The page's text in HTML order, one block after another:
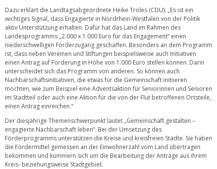
Dazu erklärt die Landtagsabgeordnete Heike Troles (CDU): „Es ist ein
wichtiges Signal, dass Engagierte in Nordrhein-Westfalen von der Politik
aktiv Unterstützung erhalten. Dafür hat das Land im Rahmen des
Landesprogramms „2.000 x 1.000 Euro für das Engagement“ einen
niederschwelligen Förderzugang geschaffen. Besonders an dem Programm
ist, dass neben Vereinen und Stiftungen beispielsweise auch Initiativen
einen Antrag auf Förderung in Höhe von 1.000 Euro stellen können. Darin
unterscheidet sich das Programm von anderen. So können auch
Nachbarschaftsinitiativen, die etwas für die Gemeinschaft initiieren
möchten, wie zum Beispiel eine Adventsaktion für Seniorinnen und Senioren
im Stadtteil oder auch eine Aktion für die von der Flut betroffenen Ortsteile,
einen Antrag einreichen.“
Der diesjährige Themenschwerpunkt lautet „Gemeinschaft gestalten –
engagierte Nachbarschaft leben“. Bei der Umsetzung des
Förderprogramms unterstützen die Kreise und kreisfreien Städte. Sie haben
die Fördermittel gemessen an der Einwohnerzahl vom Land übertragen
bekommen und kümmern sich um die Bearbeitung der Anträge aus ihrem
Kreis- beziehungsweise Stadtgebiet.